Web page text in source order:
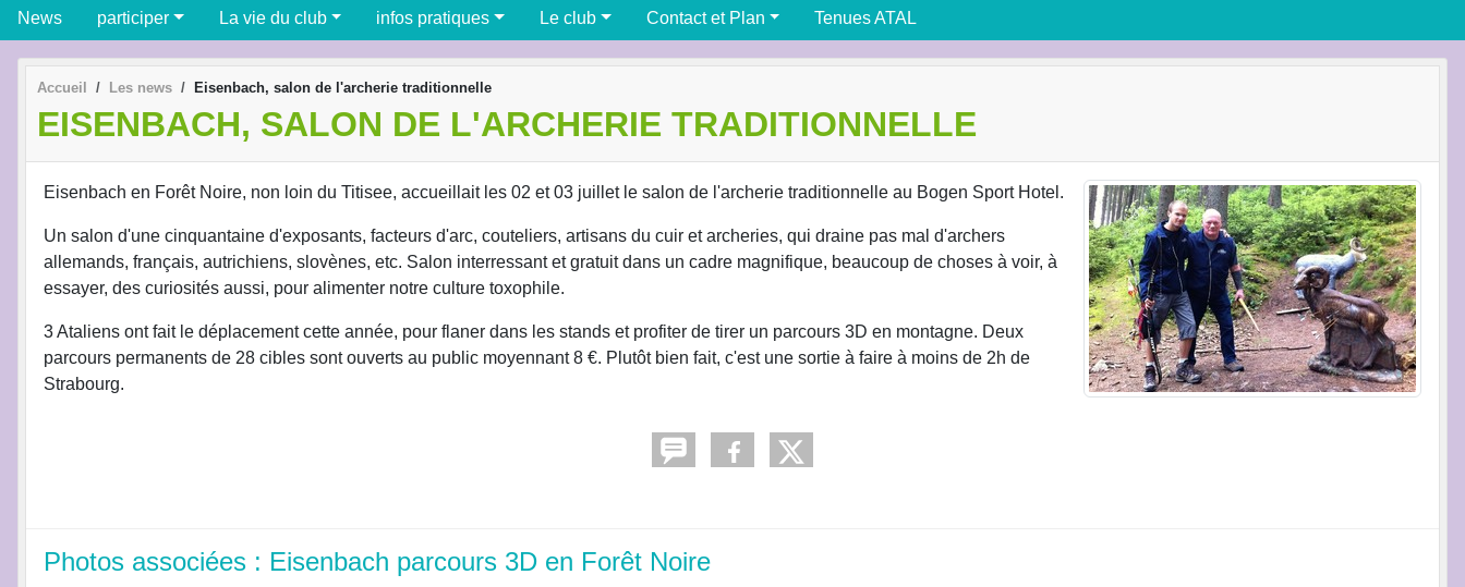
News participer La vie du club infos pratiques Le club Contact et Plan Tenues ATAL
Accueil Les news Eisenbach, salon de l'archerie traditionnelle
EISENBACH, SALON DE L'ARCHERIE TRADITIONNELLE
Eisenbach en Forêt Noire, non loin du Titisee, accueillait les 02 et 03 juillet le salon de l'archerie traditionnelle au Bogen Sport Hotel.
Un salon d'une cinquantaine d'exposants, facteurs d'arc, couteliers, artisans du cuir et archeries, qui draine pas mal d'archers
allemands, français, autrichiens, slovènes, etc. Salon interressant et gratuit dans un cadre magnifique, beaucoup de choses à voir, à
essayer, des curiosités aussi, pour alimenter notre culture toxophile.
3 Ataliens ont fait le déplacement cette année, pour flaner dans les stands et profiter de tirer un parcours 3D en montagne. Deux
parcours permanents de 28 cibles sont ouverts au public moyennant 8 €. Plutôt bien fait, c'est une sortie à faire à moins de 2h de
Strabourg.
Photos associées : Eisenbach parcours 3D en Forêt Noire